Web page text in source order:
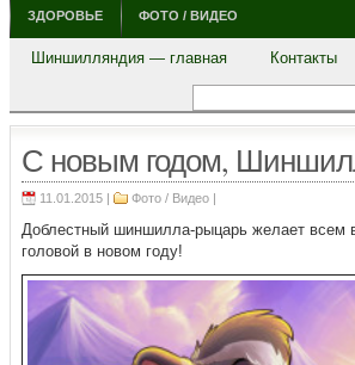
ЗДОРОВЬЕ ФОТО / ВИДЕО
Шиншилляндия — главная Контакты
С новым годом,
11.01.2015 | Фото / Видео |
Доблестный шиншилла-рыцарь желает всем
головой в новом году!